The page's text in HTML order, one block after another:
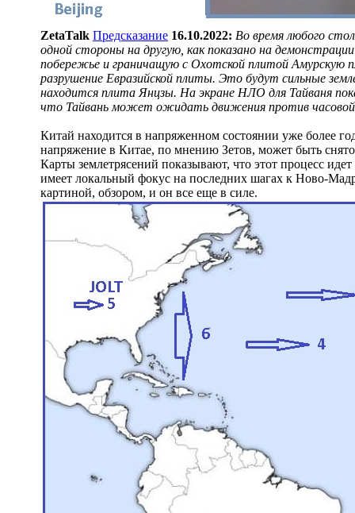
ZetaTalk Предсказание 16.10.2022: Во время любого
одной стороны на другую, как показано на
побережье и граничащую с Охотской плитой Амурскую
разрушение Евразийской плиты. Это будут сильные
находится плита Янцзы. На экране НЛО для Тайваня
что Тайвань может ожидать движения против часовой
Китай находится в напряженном состоянии уже более
напряжение в Китае, по мнению Зетов, может быть
Карты землетрясений показывают, что этот процесс
имеет локальный фокус на последних шагах к Ново-
картиной, обзором, и он все еще в силе.